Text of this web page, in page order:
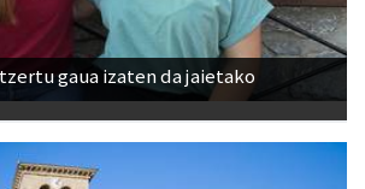
gaua izaten da jaietako